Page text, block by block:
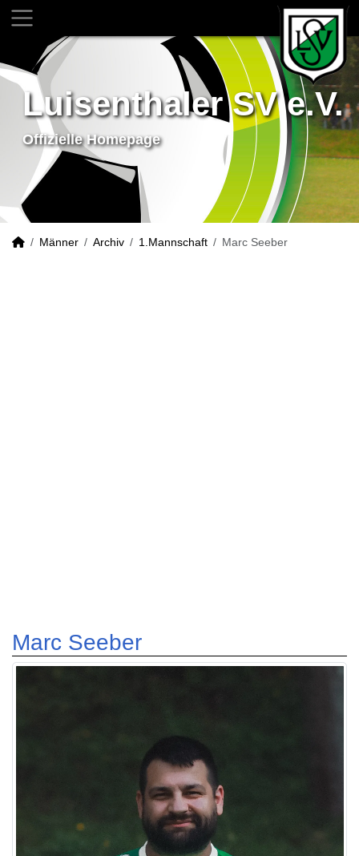
Luisenthaler SV e.V.
Offizielle Homepage
Männer Archiv 1.Mannschaft Marc Seeber
Marc Seeber